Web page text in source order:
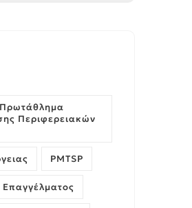
Περιφερειακών
PMTSP